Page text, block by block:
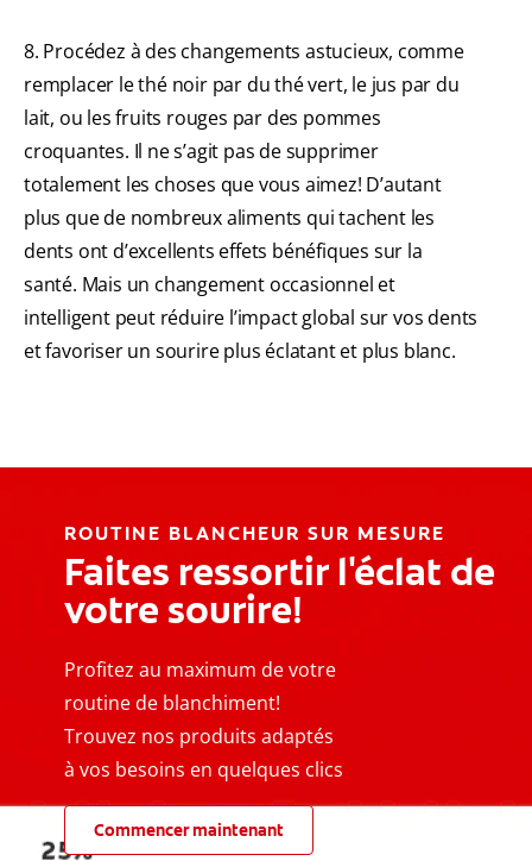
8. Procédez à des changements astucieux, comme
remplacer le thé noir par du thé vert, le jus par du
lait, ou les fruits rouges par des pommes
croquantes. Il ne s’agit pas de supprimer
totalement les choses que vous aimez! D’autant
plus que de nombreux aliments qui tachent les
dents ont d’excellents effets bénéfiques sur la
santé. Mais un changement occasionnel et
intelligent peut réduire l’impact global sur vos dents
et favoriser un sourire plus éclatant et plus blanc.
ROUTINE BLANCHEUR SUR MESURE
Faites ressortir l'éclat de
votre sourire!
Profitez au maximum de votre
routine de blanchiment!
Trouvez nos produits adaptés
à vos besoins en quelques clics
Commencer maintenant